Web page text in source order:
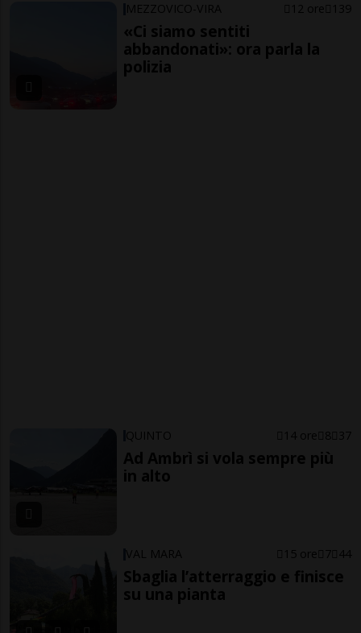
MEZZOVICO-VIRA 12 ore 139
«Ci siamo sentiti
abbandonati»: ora parla la
polizia
QUINTO 14 ore 8 37
Ad Ambrì si vola sempre più
in alto
VAL MARA 15 ore 7 44
Sbaglia l’atterraggio e finisce
su una pianta